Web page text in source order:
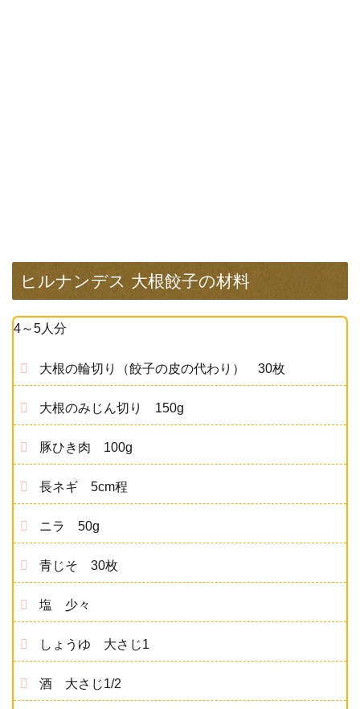
ヒルナンデス 大根餃子の材料
4～5人分
大根の輪切り（餃子の皮の代わり） 30枚
大根のみじん切り 150g
豚ひき肉 100g
長ネギ 5cm程
ニラ 50g
青じそ 30枚
塩 少々
しょうゆ 大さじ1
酒 大さじ1/2